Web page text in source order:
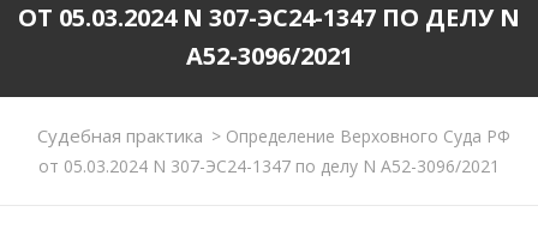
ОТ 05.03.2024 N 307-ЭС24-1347 ПО ДЕЛУ N
А52-3096/2021
Судебная практика >Определение Верховного Суда РФ
от 05.03.2024 N 307-ЭС24-1347 по делу N А52-3096/2021